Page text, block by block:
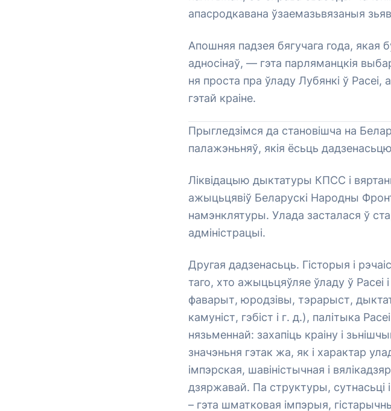
апасродкавана ўзаемазьвязаныя
Апошняя падзея бягучага года,
адносінаў, — гэта парляманцкія
ня проста пра ўладу Лубянкі ў
гэтай краіне.
Прыгледзімся да становішча на
палажэньняў, якія ёсьць
Ліквідацыю дыктатуры КПСС і
ажыцьцявіў Беларускі Народны
намэнклятуры. Улада засталася ў
адміністрацыі.
Другая дадзенасьць. Гісторыя і
таго, хто ажыцьцяўляе ўладу ў Расеі
фаварыт, юродзівы, тэрарыст,
камуніст, гэбіст і г. д.), палітыка
нязьменнай: захапіць краіну і
значэньня гэтак жа, як і характар
імпэрская, шавіністычная і
дзяржавай. Па структуры, сутнасьці
– гэта шматковая імпэрыя,